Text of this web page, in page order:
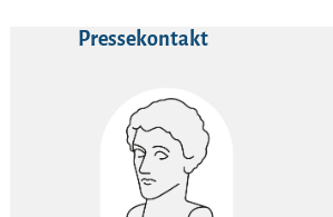
Pressekontakt